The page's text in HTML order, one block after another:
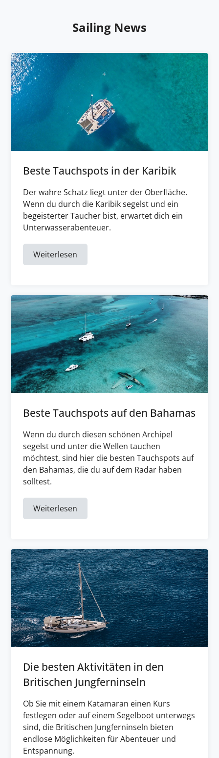
Sailing News
Beste Tauchspots in der Karibik
Der wahre Schatz liegt unter der Oberfläche.
Wenn du durch die Karibik segelst und ein
begeisterter Taucher bist, erwartet dich ein
Unterwasserabenteuer.
Weiterlesen
Beste Tauchspots auf den Bahamas
Wenn du durch diesen schönen Archipel
segelst und unter die Wellen tauchen
möchtest, sind hier die besten Tauchspots auf
den Bahamas, die du auf dem Radar haben
solltest.
Weiterlesen
Die besten Aktivitäten in den
Britischen Jungferninseln
Ob Sie mit einem Katamaran einen Kurs
festlegen oder auf einem Segelboot unterwegs
sind, die Britischen Jungferninseln bieten
endlose Möglichkeiten für Abenteuer und
Entspannung.